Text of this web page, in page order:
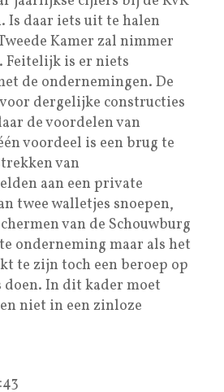
Is daar iets uit te halen
Kamer zal nimmer
is er niets
de ondernemingen. De
dergelijke constructies
de voordelen van
voordeel is een brug te
van
aan een private
twee walletjes snoepen,
van de Schouwburg
onderneming maar als het
te zijn toch een beroep op
doen. In dit kader moet
niet in een zinloze